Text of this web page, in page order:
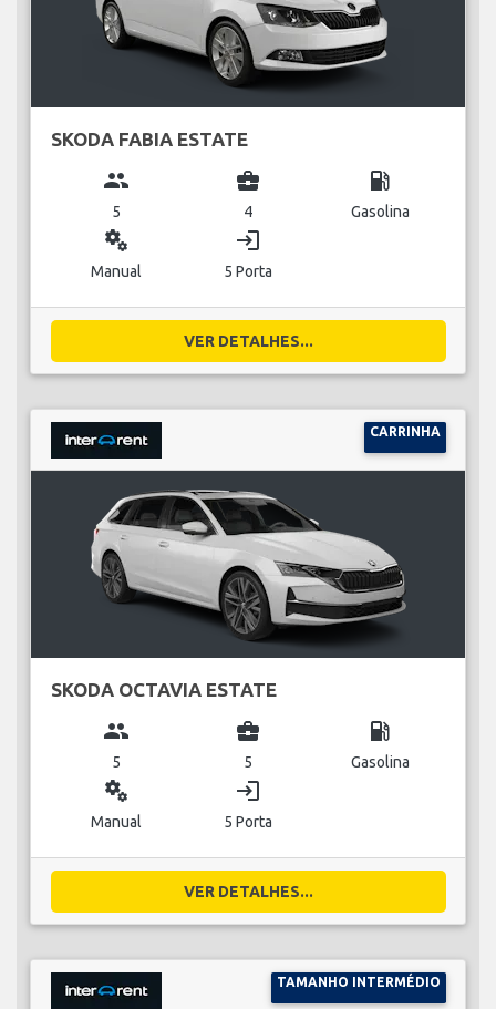
SKODA FABIA ESTATE
group
5
business_center
4
local_gas_station
Gasolina
miscellaneous_services
Manual
login
5 Porta
VER DETALHES...
CARRINHA
SKODA OCTAVIA ESTATE
group
5
business_center
5
local_gas_station
Gasolina
miscellaneous_services
Manual
login
5 Porta
VER DETALHES...
TAMANHO INTERMÉDIO